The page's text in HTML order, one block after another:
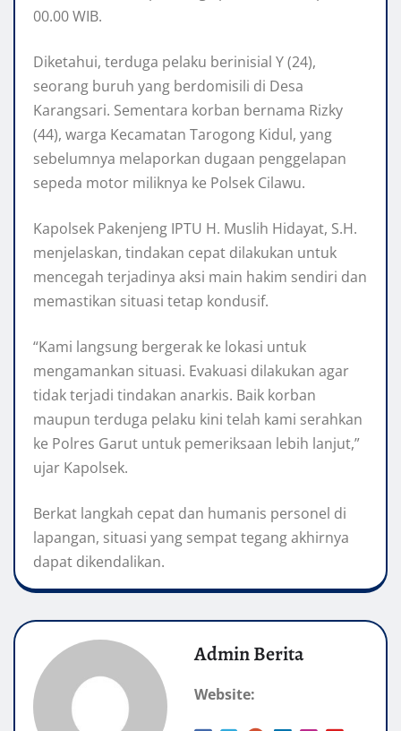
00.00 WIB.
Diketahui, terduga pelaku berinisial Y (24),
seorang buruh yang berdomisili di Desa
Karangsari. Sementara korban bernama Rizky
(44), warga Kecamatan Tarogong Kidul, yang
sebelumnya melaporkan dugaan penggelapan
sepeda motor miliknya ke Polsek Cilawu.
Kapolsek Pakenjeng IPTU H. Muslih Hidayat, S.H.
menjelaskan, tindakan cepat dilakukan untuk
mencegah terjadinya aksi main hakim sendiri dan
memastikan situasi tetap kondusif.
“Kami langsung bergerak ke lokasi untuk
mengamankan situasi. Evakuasi dilakukan agar
tidak terjadi tindakan anarkis. Baik korban
maupun terduga pelaku kini telah kami serahkan
ke Polres Garut untuk pemeriksaan lebih lanjut,”
ujar Kapolsek.
Berkat langkah cepat dan humanis personel di
lapangan, situasi yang sempat tegang akhirnya
dapat dikendalikan.
Admin Berita
Website: